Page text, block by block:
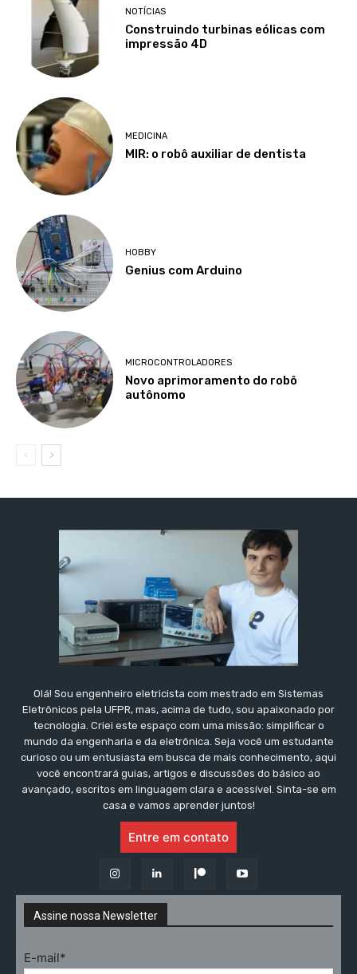
NOTÍCIAS
Construindo turbinas eólicas com
impressão 4D
MEDICINA
MIR: o robô auxiliar de dentista
HOBBY
Genius com Arduino
MICROCONTROLADORES
Novo aprimoramento do robô
autônomo
Olá! Sou engenheiro eletricista com mestrado em Sistemas
Eletrônicos pela UFPR, mas, acima de tudo, sou apaixonado por
tecnologia. Criei este espaço com uma missão: simplificar o
mundo da engenharia e da eletrônica. Seja você um estudante
curioso ou um entusiasta em busca de mais conhecimento, aqui
você encontrará guias, artigos e discussões do básico ao
avançado, escritos em linguagem clara e acessível. Sinta-se em
casa e vamos aprender juntos!
Entre em contato
Assine nossa Newsletter
E-mail*